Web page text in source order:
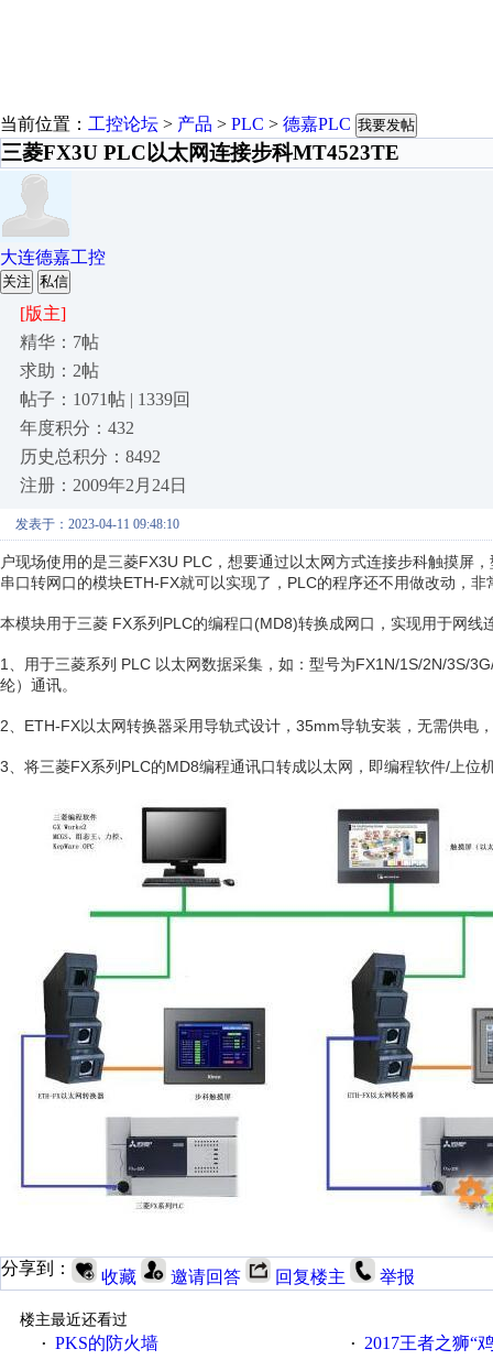
当前位置： 工控论坛 > 产品 > PLC > 德嘉PLC 我要发帖
三菱FX3U PLC以太网连接步科MT4523TE
大连德嘉工控
关注 私信
[版主]
精华：7帖
求助：2帖
帖子：1071帖 | 1339回
年度积分：432
历史总积分：8492
注册：2009年2月24日
发表于：2023-04-11 09:48:10
户现场使用的是三菱FX3U PLC，想要通过以太网方式连接步科触摸屏
串口转网口的模块ETH-FX就可以实现了，PLC的程序还不用做改动，非
本模块用于三菱 FX系列PLC的编程口(MD8)转换成网口，实现用于网线
1、用于三菱系列 PLC 以太网数据采集，如：型号为FX1N/1S/2N/3S/
纶）通讯。
2、ETH-FX以太网转换器采用导轨式设计，35mm导轨安装，无需供电
3、将三菱FX系列PLC的MD8编程通讯口转成以太网，即编程软件/上位
分享到： 收藏 邀请回答 回复楼主 举报
楼主最近还看过
· PKS的防火墙 · 2017王者之狮“鸡”情签到